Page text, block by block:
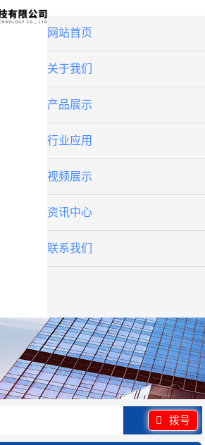
网站首页
关于我们
产品展示
行业应用
视频展示
资讯中心
联系我们
拨号